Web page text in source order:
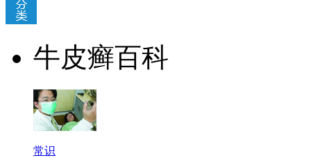
牛皮癣百科
常识